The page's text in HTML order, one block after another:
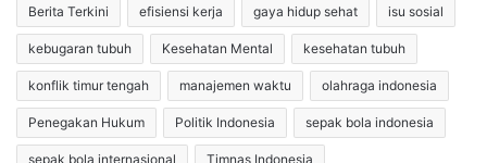
Berita Terkini efisiensi kerja gaya hidup sehat isu sosial
kebugaran tubuh Kesehatan Mental kesehatan tubuh
konflik timur tengah manajemen waktu olahraga indonesia
Penegakan Hukum Politik Indonesia sepak bola indonesia
sepak bola internasional Timnas Indonesia